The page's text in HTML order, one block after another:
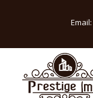
Email: